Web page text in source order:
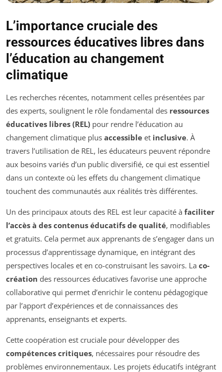
L’importance cruciale des
ressources éducatives libres dans
l’éducation au changement
climatique
Les recherches récentes, notamment celles présentées par
des experts, soulignent le rôle fondamental des ressources
éducatives libres (REL) pour rendre l’éducation au
changement climatique plus accessible et inclusive. À
travers l’utilisation de REL, les éducateurs peuvent répondre
aux besoins variés d’un public diversifié, ce qui est essentiel
dans un contexte où les effets du changement climatique
touchent des communautés aux réalités très différentes.
Un des principaux atouts des REL est leur capacité à faciliter
l’accès à des contenus éducatifs de qualité, modifiables
et gratuits. Cela permet aux apprenants de s’engager dans un
processus d’apprentissage dynamique, en intégrant des
perspectives locales et en co-construisant les savoirs. La co-
création des ressources éducatives favorise une approche
collaborative qui permet d’enrichir le contenu pédagogique
par l’apport d’expériences et de connaissances des
apprenants, enseignants et experts.
Cette coopération est cruciale pour développer des
compétences critiques, nécessaires pour résoudre des
problèmes environnementaux. Les projets éducatifs intégrant